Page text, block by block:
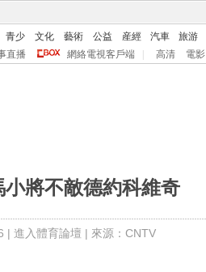
青少 文化 藝術 公益 産經 汽車 旅游
直播 網絡電視客戶端 高清 電影
將不敵德約科維奇
| 進入體育論壇 | 來源：CNTV